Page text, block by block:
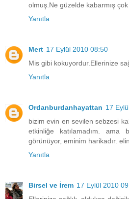
olmuş.Ne güzelde kabarmış çok
Yanıtla
Mert 17 Eylül 2010 08:50
Mis gibi kokuyordur.Ellerinize
Yanıtla
Ordanburdanhayattan 17
bizim evin en sevilen sebzesi
etkinliğe katılamadım.
görünüyor, eminim harikadır.
Yanıtla
Birsel ve İrem 17 Eylül 2010